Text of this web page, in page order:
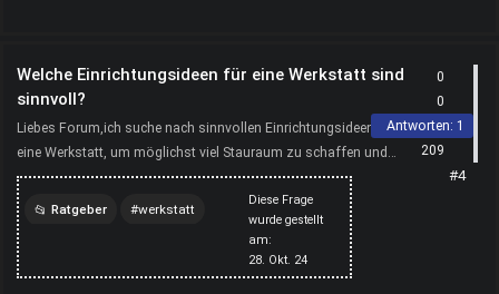
Welche Einrichtungsideen für eine Werkstatt sind
sinnvoll?
Liebes Forum,ich suche nach sinnvollen Einrichtungsideen für
eine Werkstatt, um möglichst viel Stauraum zu schaffen und
alles effizient zu organisieren. Ich denke an Wand...
Diese Frage
wurde gestellt
am:
28. Okt. 24
Ratgeber werkstatt
0
0
Antworten: 1
209
#4